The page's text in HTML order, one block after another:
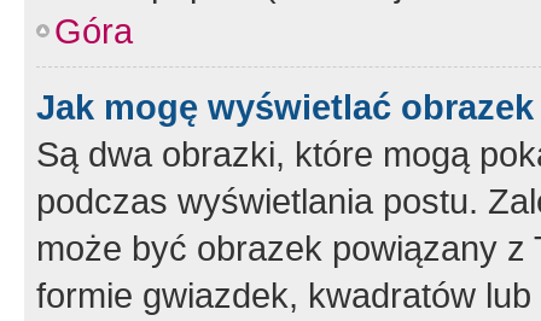
Góra
Jak mogę wyświetlać
Są dwa obrazki, które mogą
podczas wyświetlania postu.
może być obrazek powiązany z
formie gwiazdek, kwadratów